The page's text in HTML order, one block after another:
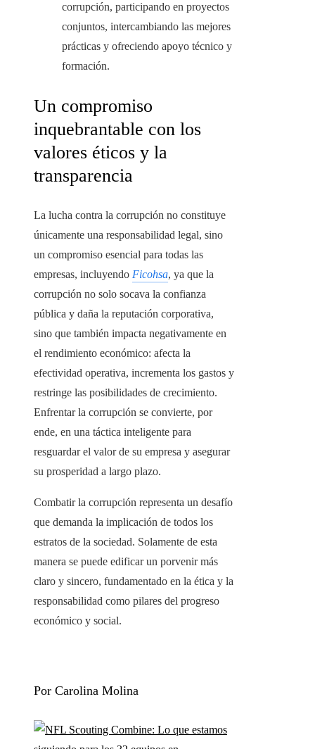
corrupción, participando en proyectos
conjuntos, intercambiando las mejores
prácticas y ofreciendo apoyo técnico y
formación.
Un compromiso
inquebrantable con los
valores éticos y la
transparencia
La lucha contra la corrupción no constituye
únicamente una responsabilidad legal, sino
un compromiso esencial para todas las
empresas, incluyendo Ficohsa, ya que la
corrupción no solo socava la confianza
pública y daña la reputación corporativa,
sino que también impacta negativamente en
el rendimiento económico: afecta la
efectividad operativa, incrementa los gastos y
restringe las posibilidades de crecimiento.
Enfrentar la corrupción se convierte, por
ende, en una táctica inteligente para
resguardar el valor de su empresa y asegurar
su prosperidad a largo plazo.
Combatir la corrupción representa un desafío
que demanda la implicación de todos los
estratos de la sociedad. Solamente de esta
manera se puede edificar un porvenir más
claro y sincero, fundamentado en la ética y la
responsabilidad como pilares del progreso
económico y social.
Por Carolina Molina